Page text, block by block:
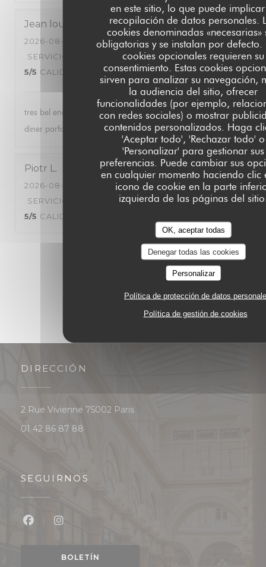
en este sitio, lo que puede
recopilación de datos personales.
cookies denominadas «necesarias»
obligatorias y se instalan por defecto.
cookies opcionales requieren su
consentimiento. Estas cookies
sirven para analizar su navegación,
la audiencia del sitio, ofrecer
funcionalidades (por ejemplo,
con redes sociales) o mostrar
contenidos personalizados. Haga
'Aceptar todo', 'Rechazar todo' o
'Personalizar' para gestionar sus
preferencias. Puede cambiar sus
en cualquier momento haciendo clic
icono de cookie en la parte
izquierda de las páginas del
OK, aceptar todas
Denegar todas las cookies
Personalizar
Política de protección de datos
Política de gestión de cookies
Jean louis
2026-08-02
- 20:00 - INVITADOS 2
SERVICIO
AMBIENTE: 5/5 MENÚ:
5/5 CALIDAD / PRECIO: 5 /5
tres bel endroit , personnel tres acceuillant et agreable , le
diner parfait . nous avons passé une tres bonne soirée .
Piotr L
2026-08-03
- 20:30 - INVITADOS 2
SERVICIO
AMBIENTE: 5/5 MENÚ:
5/5 CALIDAD / PRECIO
3
DIRECCIÓN
2 Rue Vivienne 75002 Paris((abre en una nueva ventana))
01 42 86 87 88
SEGUIRNOS
BOLETÍN